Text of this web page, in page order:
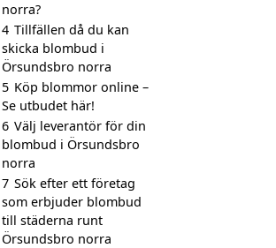
norra?
4 Tillfällen då du kan
skicka blombud i
Örsundsbro norra
5 Köp blommor online –
Se utbudet här!
6 Välj leverantör för din
blombud i Örsundsbro
norra
7 Sök efter ett företag
som erbjuder blombud
till städerna runt
Örsundsbro norra